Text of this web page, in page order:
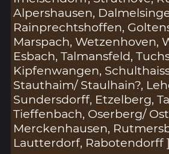
Alpershausen,
Rainprechtshoffen,
Marspach, Wetzenhoven,
Esbach, Talmansfeld,
Kipfenwangen,
Stauthaim/ Staulhain?,
Sundersdorff, Etzelberg,
Tieffenbach, Oserberg/
Merckenhausen,
Lautterdorf, Rabotendorff ]